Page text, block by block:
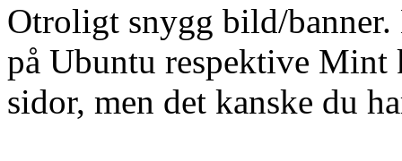
Otroligt snygg bild/
på Ubuntu respektive Mint
sidor, men det kanske du